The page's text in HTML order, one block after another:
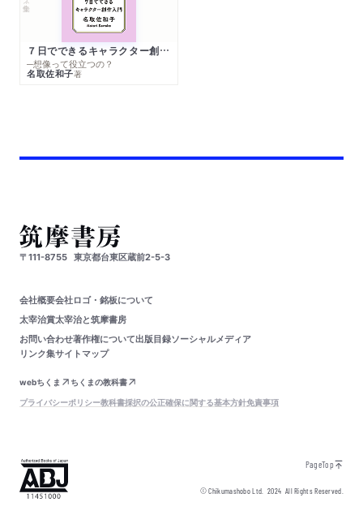
７日でできるキャラクター創作入門
─想像って役立つの？
名取佐和子著
〒111-8755 東京都台東区蔵前2-5-3
会社概要会社ロゴ・銘板について
太宰治賞太宰治と筑摩書房
お問い合わせ著作権について出版目録ソーシャルメディア
リンク集サイトマップ
webちくま
ちくまの教科書
プライバシーポリシー教科書採択の公正確保に関する基本方針免責事項
PageTop
© Chikumashobo Ltd.2024 All Rights Reserved.